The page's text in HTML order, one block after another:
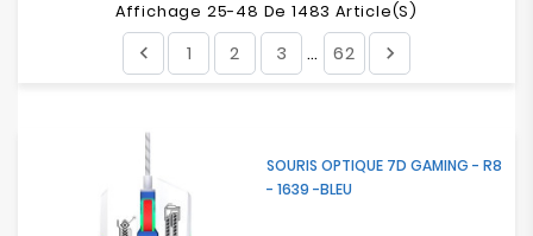
Electroménager
Bureautique
Affichage 25-48 De 1483 Article(s)
 1 2 3 … 62 
SOURIS OPTIQUE 7D GAMING - R8
- 1639 -BLEU